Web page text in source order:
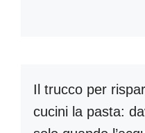
Il trucco per
cucini la pasta: